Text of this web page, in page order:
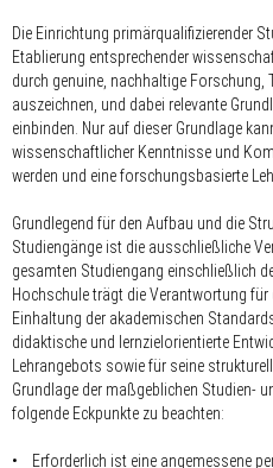
Die Einrichtung primärqualifizierender
Etablierung entsprechender
durch genuine, nachhaltige Forschung,
auszeichnen, und dabei relevante
einbinden. Nur auf dieser Grundlage
wissenschaftlicher Kenntnisse und
werden und eine forschungsbasierte
Grundlegend für den Aufbau und die
Studiengänge ist die ausschließliche
gesamten Studiengang einschließlich
Hochschule trägt die Verantwortung
Einhaltung der akademischen
didaktische und lernzielorientierte
Lehrangebots sowie für seine
Grundlage der maßgeblichen Studien-
folgende Eckpunkte zu beachten:
• Erforderlich ist eine angemessene